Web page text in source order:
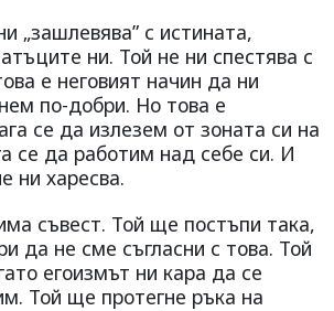
„зашлевява” с истината,
ни. Той не ни спестява с
е неговият начин да ни
по-добри. Но това е
се да излезем от зоната си на
се да работим над себе си. И
ни харесва.
съвест. Той ще постъпи така,
да не сме съгласни с това. Той
егоизмът ни кара да се
Той ще протегне ръка на